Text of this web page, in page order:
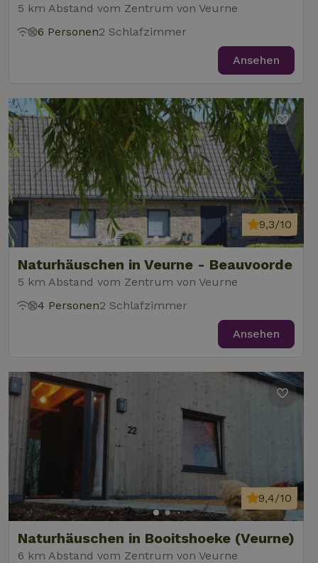
5 km Abstand vom Zentrum von Veurne
6 Personen2 Schlafzimmer
Ansehen
Naturhäuschen in Veurne - Beauvoorde
5 km Abstand vom Zentrum von Veurne
9,3/10
4 Personen2 Schlafzimmer
Ansehen
Naturhäuschen in Booitshoeke (Veurne)
6 km Abstand vom Zentrum von Veurne
9,4/10